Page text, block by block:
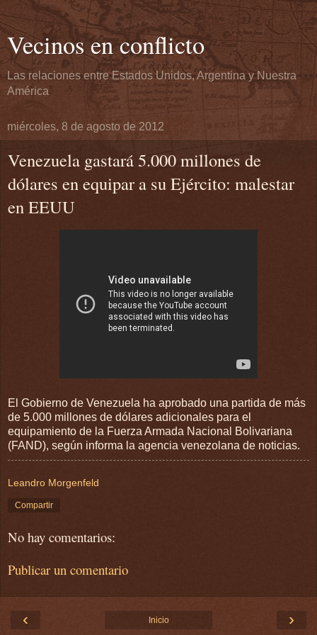
Vecinos en conflicto
Las relaciones entre Estados Unidos, Argentina y Nuestra
América
miércoles, 8 de agosto de 2012
Venezuela gastará 5.000 millones de
dólares en equipar a su Ejército: malestar
en EEUU
El Gobierno de Venezuela ha aprobado una partida de más
de 5.000 millones de dólares adicionales para el
equipamiento de la Fuerza Armada Nacional Bolivariana
(FAND), según informa la agencia venezolana de noticias.
Leandro Morgenfeld
Compartir
No hay comentarios:
Publicar un comentario
‹ ›
Inicio